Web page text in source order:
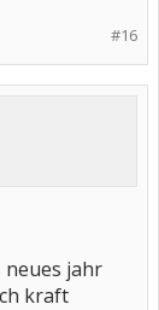
#16
neues jahr
kraft